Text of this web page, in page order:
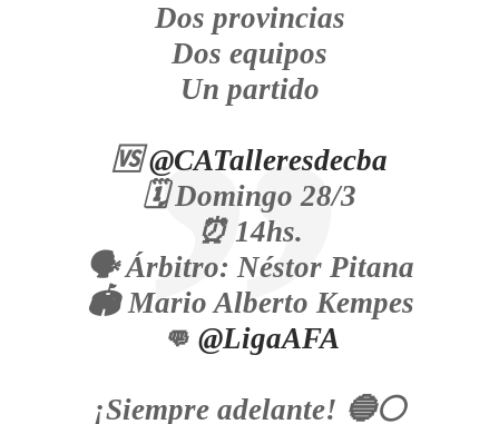
Dos provincias
Dos equipos
Un partido
🆚@CATalleresdecba
🗓 Domingo 28/3
⏰ 14hs.
🗣 Árbitro: Néstor Pitana
🏟 Mario Alberto Kempes
👊 @LigaAFA
¡Siempre adelante! 🔵⚪